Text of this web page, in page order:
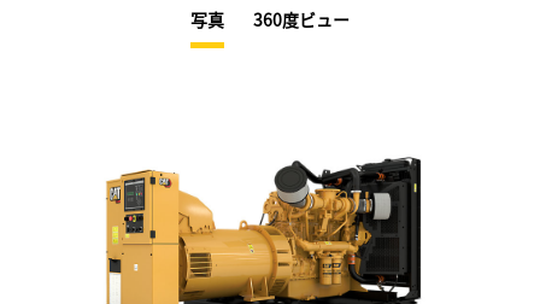
写真 360度ビュー